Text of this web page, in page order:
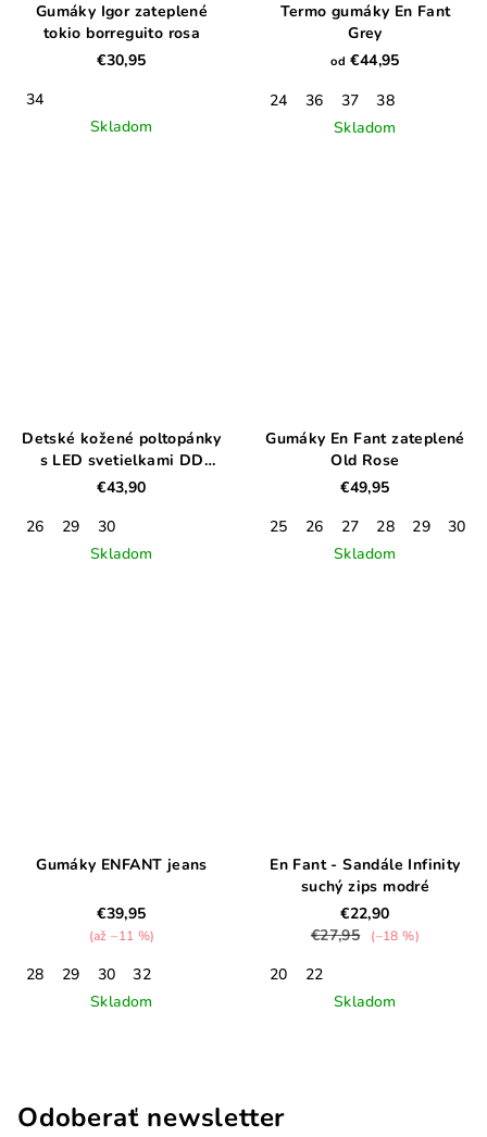
Gumáky Igor zateplené
tokio borreguito rosa
€30,95
34
Skladom
Termo gumáky En Fant
Grey
od €44,95
24
36 37
38
Skladom
Detské kožené poltopánky
s LED svetielkami DD
STEP, baby pink
€43,90
26
29
30
Skladom
Gumáky En Fant zateplené
Old Rose
€49,95
25
26 27 28 29 30
Skladom
Gumáky ENFANT jeans
€39,95
(až –11 %)
28 29 30
32
Skladom
En Fant - Sandále Infinity
suchý zips modré
€22,90
€27,95
(–18 %)
20
22
Skladom
Odoberať newsletter